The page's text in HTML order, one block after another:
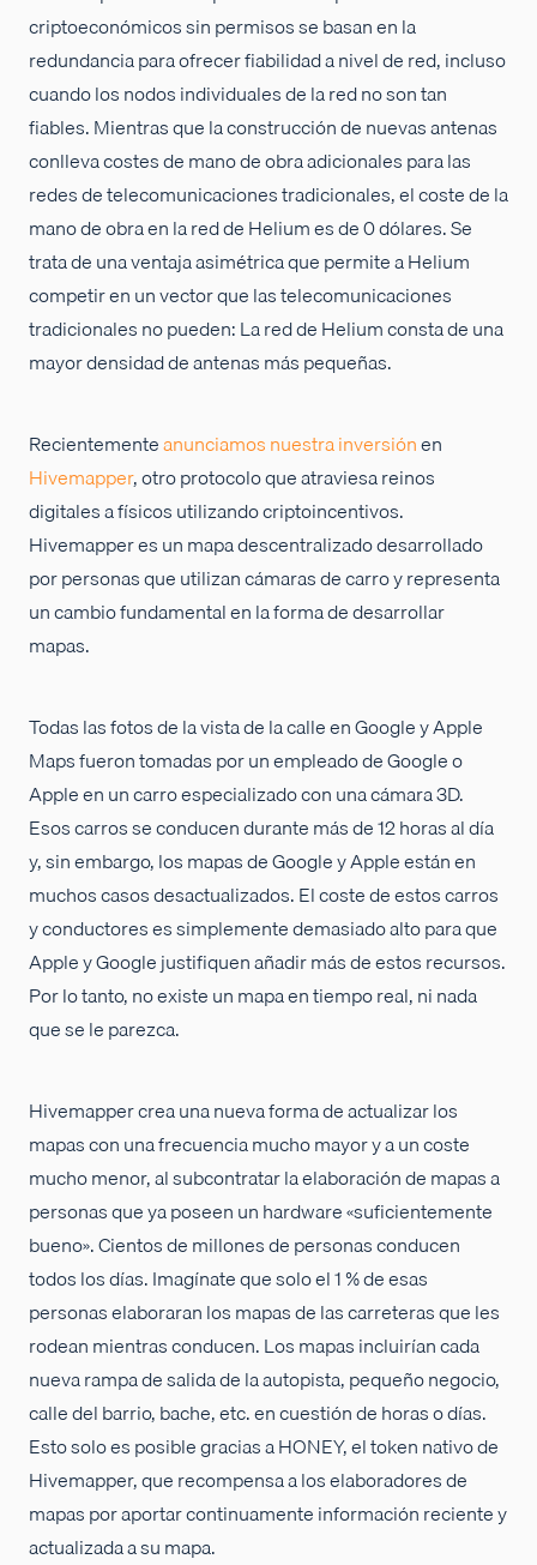
criptoeconómicos sin permisos se basan en la
redundancia para ofrecer fiabilidad a nivel de red, incluso
cuando los nodos individuales de la red no son tan
fiables. Mientras que la construcción de nuevas antenas
conlleva costes de mano de obra adicionales para las
redes de telecomunicaciones tradicionales, el coste de la
mano de obra en la red de Helium es de 0 dólares. Se
trata de una ventaja asimétrica que permite a Helium
competir en un vector que las telecomunicaciones
tradicionales no pueden: La red de Helium consta de una
mayor densidad de antenas más pequeñas.
Recientementeanunciamos nuestra inversiónen
Hivemapper, otro protocolo que atraviesa reinos
digitales a físicos utilizando criptoincentivos.
Hivemapper es un mapa descentralizado desarrollado
por personas que utilizan cámaras de carro y representa
un cambio fundamental en la forma de desarrollar
mapas.
Todas las fotos de la vista de la calle en Google y Apple
Maps fueron tomadas por un empleado de Google o
Apple en un carro especializado con una cámara 3D.
Esos carros se conducen durante más de 12 horas al día
y, sin embargo, los mapas de Google y Apple están en
muchos casos desactualizados. El coste de estos carros
y conductores es simplemente demasiado alto para que
Apple y Google justifiquen añadir más de estos recursos.
Por lo tanto, no existe un mapa en tiempo real, ni nada
que se le parezca.
Hivemapper crea una nueva forma de actualizar los
mapas con una frecuencia mucho mayor y a un coste
mucho menor, al subcontratar la elaboración de mapas a
personas que ya poseen un hardware «suficientemente
bueno». Cientos de millones de personas conducen
todos los días. Imagínate que solo el 1 % de esas
personas elaboraran los mapas de las carreteras que les
rodean mientras conducen. Los mapas incluirían cada
nueva rampa de salida de la autopista, pequeño negocio,
calle del barrio, bache, etc. en cuestión de horas o días.
Esto solo es posible gracias a HONEY, el token nativo de
Hivemapper, que recompensa a los elaboradores de
mapas por aportar continuamente información reciente y
actualizada a su mapa.